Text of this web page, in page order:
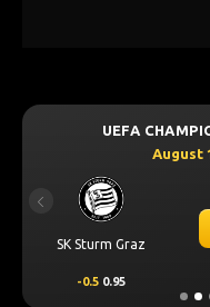
UEFA
August
SK Sturm Graz
-0.5 0.95
Previous